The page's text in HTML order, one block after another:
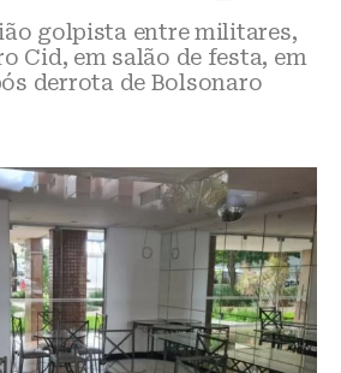
golpista entre militares,
Cid, em salão de festa, em
derrota de Bolsonaro